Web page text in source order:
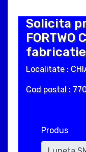
Solicita
FORTWO
Localitate :
Cod postal :
Produs